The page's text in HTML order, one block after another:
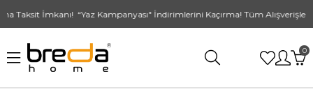
“Yaz Kampanyası" İndirimlerini Kaçırma! Tüm Alışverişlerde
0